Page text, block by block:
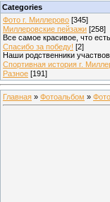
Categories
Фото г. Миллерово [345]
Миллеровские пейзажи [258]
Все самое красивое, что
Спасибо за победу! [2]
Наши родственники
Спортивная история г.
Разное [191]
Главная » Фотоальбом »